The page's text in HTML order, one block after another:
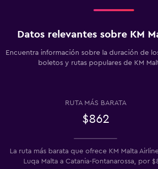
Datos relevantes sobre KM
Encuentra información sobre la duración de
boletos y rutas populares de KM
RUTA MÁS BARATA
$862
La ruta más barata que ofrece KM Malta
Luqa Malta a Catania-Fontanarossa, por